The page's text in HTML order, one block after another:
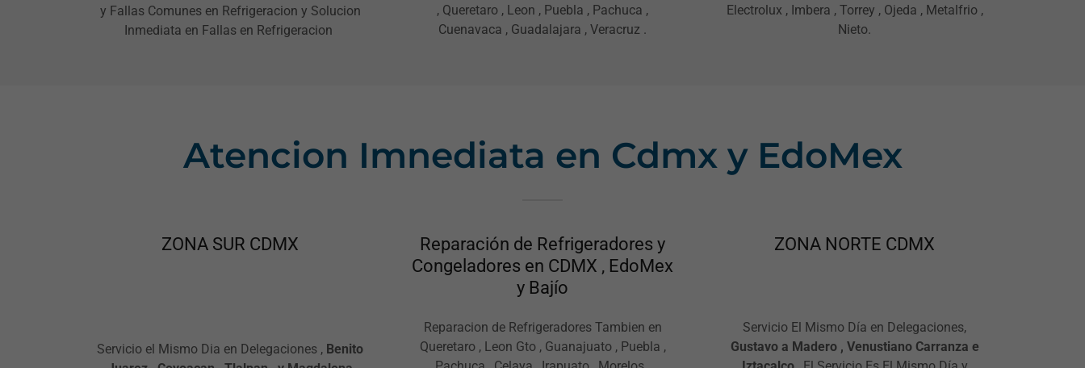
y Fallas Comunes en Refrigeracion y Solucion
Inmediata en Fallas en Refrigeracion
, Queretaro , Leon , Puebla , Pachuca ,
Cuenavaca , Guadalajara , Veracruz .
Electrolux , Imbera , Torrey , Ojeda , Metalfrio ,
Nieto.
Atencion Imnediata en Cdmx y EdoMex
ZONA SUR CDMX
Servicio el Mismo Dia en Delegaciones , Benito
Reparación de Refrigeradores y
Congeladores en CDMX , EdoMex
y Bajío
Reparacion de Refrigeradores Tambien en
Queretaro , Leon Gto , Guanajuato , Puebla ,
ZONA NORTE CDMX
Servicio El Mismo Día en Delegaciones,
Gustavo a Madero , Venustiano Carranza e